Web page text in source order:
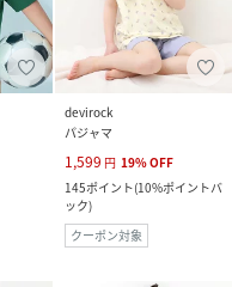
devirock
パジャマ
1,599 円 19%OFF
145ポイント(10%ポイントバ
ック)
クーポン対象